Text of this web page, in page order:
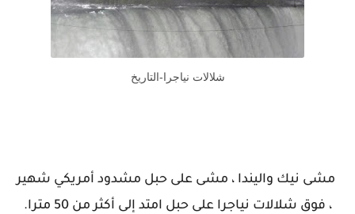
شلالات نياجرا-التاريخ
مشى نيك واليندا ، مشى على حبل مشدود أمريكي شهير
، فوق شلالات نياجرا على حبل امتد إلى أكثر من 50 مترا.